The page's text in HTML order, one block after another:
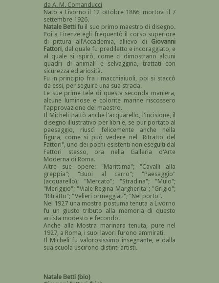
da A. M. Comanducci
Nato a Livorno il 12 ottobre 1886, mortovi il 7
settembre 1926.
Natale Betti fu il suo primo maestro di disegno.
Poi a Firenze egli frequentò il corso superiore
di pittura all'Accademia, allievo di Giovanni
Fattori , dal quale fu prediletto e incoraggiato, e
al quale si ispirò, come ci dimostrano alcuni
quadri di animali e selvaggina, trattati con
sicurezza ed ariosità.
Fu in principio fra i macchiaiuoli, poi si staccò
da essi, per seguire una sua strada.
Le sue prime tele di questa seconda maniera,
alcune luminose e colorite marine riscossero
l'approvazione del maestro.
Il Micheli trattò anche l'acquarello, l'incisione, il
disegno illustrativo per libri e, se pur portato al
paesaggio, riuscì felicemente anche nella
figura, come si può vedere nel "Ritratto del
Fattori", uno dei pochi esistenti non eseguiti dal
Fattori stesso, ora nella Galleria d'Arte
Moderna di Roma.
Altre sue opere: "Marittima"; "Cavalli alla
greppia"; "Buoi al carro"; "Paesaggio"
(acquarello); "Mercato"; "Stradina"; "Mulo";
"Meriggio"; "Viale Regina Margherita"; "Grigio";
"Ritratto"; "Velieri ormeggiati"; "Nel porto".
Nel 1927 una mostra postuma tenuta a Livorno
fu un giusto tributo alla memoria di questo
artista modesto e fecondo.
Anche alla Mostra marinara tenuta, pure nel
1927, a Roma, i suoi lavori furono ammirati.
Il Micheli fu valorosissimo insegnante, e dalla
sua scuola uscirono distinti artisti.
Natale Betti (bio)